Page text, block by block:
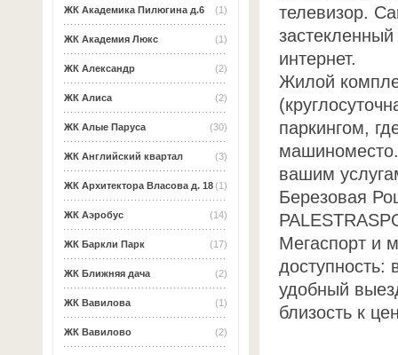
(1)
ЖК Академика Пилюгина д.6
(1)
ЖК Академия Люкс
(2)
ЖК Александр
(2)
ЖК Алиса
(30)
ЖК Алые Паруса
(3)
ЖК Английский квартал
(1)
ЖК Архитектора Власова д. 18
(14)
ЖК Аэробус
(17)
ЖК Баркли Парк
(2)
ЖК Ближняя дача
(1)
ЖК Вавилова
(2)
ЖК Вавилово
телевизор.
интернет.
Жилой
паркингом,
вашим
Березовая
Мегаспорт и
доступность:
удобный
близость к